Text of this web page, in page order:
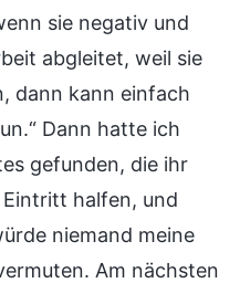
sie negativ und
abgleitet, weil sie
dann kann einfach
Dann hatte ich
gefunden, die ihr
halfen, und
niemand meine
Am nächsten